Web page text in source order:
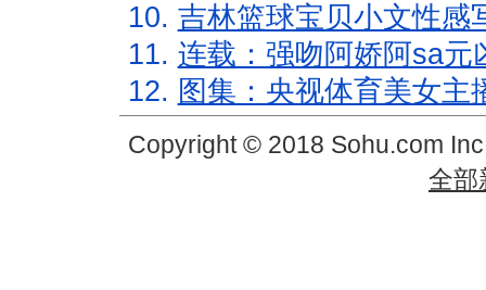
10. 吉林篮球宝贝小文性感
11. 连载：强吻阿娇阿sa元
12. 图集：央视体育美女主
Copyright © 2018 Sohu.com
全部